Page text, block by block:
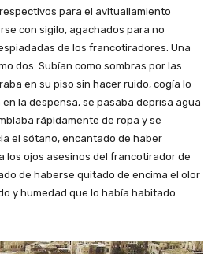
para el avituallamiento
con sigilo, agachados para no
de los francotiradores. Una
dos. Subían como sombras por las
en su piso sin hacer ruido, cogía lo
la despensa, se pasaba deprisa agua
rápidamente de ropa y se
el sótano, encantado de haber
los ojos asesinos del francotirador de
de haberse quitado de encima el olor
y humedad que lo había habitado